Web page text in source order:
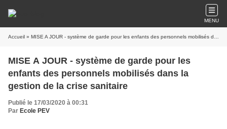
MENU
Accueil » MISE A JOUR - système de garde pour les enfants des personnels mobilisés dans la gestion de la crise sanitaire
MISE A JOUR - système de garde pour les
enfants des personnels mobilisés dans la
gestion de la crise sanitaire
Publié le 17/03/2020 à 00:31
Par Ecole PEV